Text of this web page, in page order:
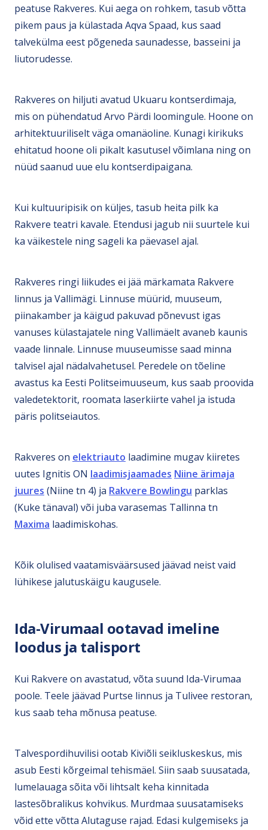
peatuse Rakveres. Kui aega on rohkem, tasub võtta
pikem paus ja külastada Aqva Spaad, kus saad
talvekülma eest põgeneda saunadesse, basseini ja
liutorudesse.
Rakveres on hiljuti avatud Ukuaru kontserdimaja,
mis on pühendatud Arvo Pärdi loomingule. Hoone on
arhitektuuriliselt väga omanäoline. Kunagi kirikuks
ehitatud hoone oli pikalt kasutusel võimlana ning on
nüüd saanud uue elu kontserdipaigana.
Kui kultuuripisik on küljes, tasub heita pilk ka
Rakvere teatri kavale. Etendusi jagub nii suurtele kui
ka väikestele ning sageli ka päevasel ajal.
Rakveres ringi liikudes ei jää märkamata Rakvere
linnus ja Vallimägi. Linnuse müürid, muuseum,
piinakamber ja käigud pakuvad põnevust igas
vanuses külastajatele ning Vallimäelt avaneb kaunis
vaade linnale. Linnuse muuseumisse saad minna
talvisel ajal nädalvahetusel. Peredele on tõeline
avastus ka Eesti Politseimuuseum, kus saab proovida
valedetektorit, roomata laserkiirte vahel ja istuda
päris politseiautos.
Rakveres on elektriauto laadimine mugav kiiretes
uutes Ignitis ON laadimisjaamades Niine ärimaja
juures (Niine tn 4) ja Rakvere Bowlingu parklas
(Kuke tänaval) või juba varasemas Tallinna tn
Maxima laadimiskohas.
Kõik olulised vaatamisväärsused jäävad neist vaid
lühikese jalutuskäigu kaugusele.
Ida-Virumaal ootavad imeline
loodus ja talisport
Kui Rakvere on avastatud, võta suund Ida-Virumaa
poole. Teele jäävad Purtse linnus ja Tulivee restoran,
kus saab teha mõnusa peatuse.
Talvespordihuvilisi ootab Kiviõli seikluskeskus, mis
asub Eesti kõrgeimal tehismäel. Siin saab suusatada,
lumelauaga sõita või lihtsalt keha kinnitada
lastesõbralikus kohvikus. Murdmaa suusatamiseks
võid ette võtta Alutaguse rajad. Edasi kulgemiseks ja